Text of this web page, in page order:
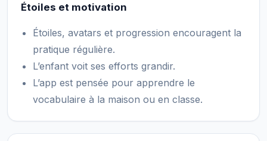
Étoiles et motivation
Étoiles, avatars et progression encouragent la
pratique régulière.
L’enfant voit ses efforts grandir.
L’app est pensée pour apprendre le
vocabulaire à la maison ou en classe.